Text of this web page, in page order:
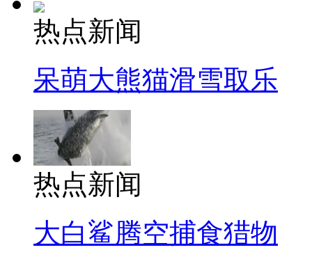
热点新闻
呆萌大熊猫滑雪取乐
热点新闻
大白鲨腾空捕食猎物